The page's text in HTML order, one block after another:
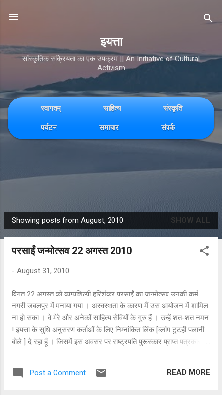
इयत्ता
सांस्कृतिक सक्रियता का एक उपक्रम || An Initiative of Cultural
Activism
स्वागतम् साहित्य संस्कृति
पर्यटन समाचार संपर्क
P
o
Showing posts from August, 2010 SHOW ALL
परसाईं जन्मोत्सव 22 अगस्त 2010
- August 31, 2010
विगत 22 अगस्त को व्यंग्यशिल्पी हरिशंकर परसाईं का जन्मोत्सव उनकी कर्म
नगरी जबलपुर में मनाया गया । अस्वस्थता के कारण मैं उस आयोजन में शामिल
ना हो सका । वे मेरे और अनेकों साहित्य सेवियों के गुरु हैं । उन्हें शत-शत नमन
! इयत्ता के सुधि अनुसरण कर्ताओं के लिए निम्नांकित लिंक [ब्लॉग टुटही पलानी
बोले ] दे रहा हूँ । जिसमें इस अवसर पर राष्ट्रपति पुरूस्कार प्राप्त पत्रकार
भी हैं ।
Post a Comment READ MORE